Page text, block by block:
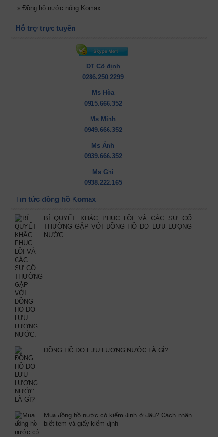
» Đồng hồ nước nóng Komax
Hỗ trợ trực tuyến
ĐT Cố định
0286.250.2299
Ms Hòa
0915.666.352
Ms Minh
0949.666.352
Ms Ánh
0939.666.352
Ms Ghi
0938.222.165
Tin tức đồng hồ Komax
BÍ QUYẾT KHẮC PHỤC LỖI VÀ CÁC SỰ CỐ
THƯỜNG GẶP VỚI ĐỒNG HỒ ĐO LƯU LƯỢNG
NƯỚC.
ĐỒNG HỒ ĐO LƯU LƯỢNG NƯỚC LÀ GÌ?
Mua đồng hồ nước có kiểm định ở đâu? Cách nhận
biết tem và giấy kiểm định